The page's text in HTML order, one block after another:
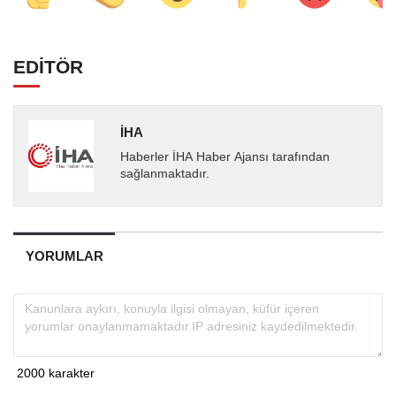
EDİTÖR
İHA
Haberler İHA Haber Ajansı tarafından
sağlanmaktadır.
YORUMLAR